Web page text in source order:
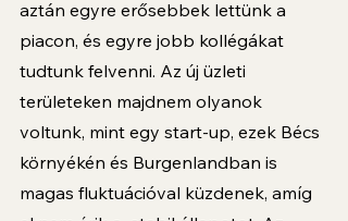
aztán egyre erősebbek lettünk a
piacon, és egyre jobb kollégákat
tudtunk felvenni. Az új üzleti
területeken majdnem olyanok
voltunk, mint egy start-up, ezek Bécs
környékén és Burgenlandban is
magas fluktuációval küzdenek, amíg